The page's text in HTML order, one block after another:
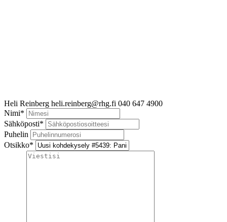
Heli Reinberg heli.reinberg@rhg.fi 040 647 4900
Nimi*
Sähköposti*
Puhelin
Otsikko*